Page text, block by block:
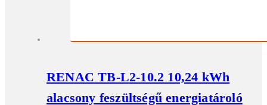
RENAC TB-L2-10.2 10,24 kWh
alacsony feszültségű energiatároló